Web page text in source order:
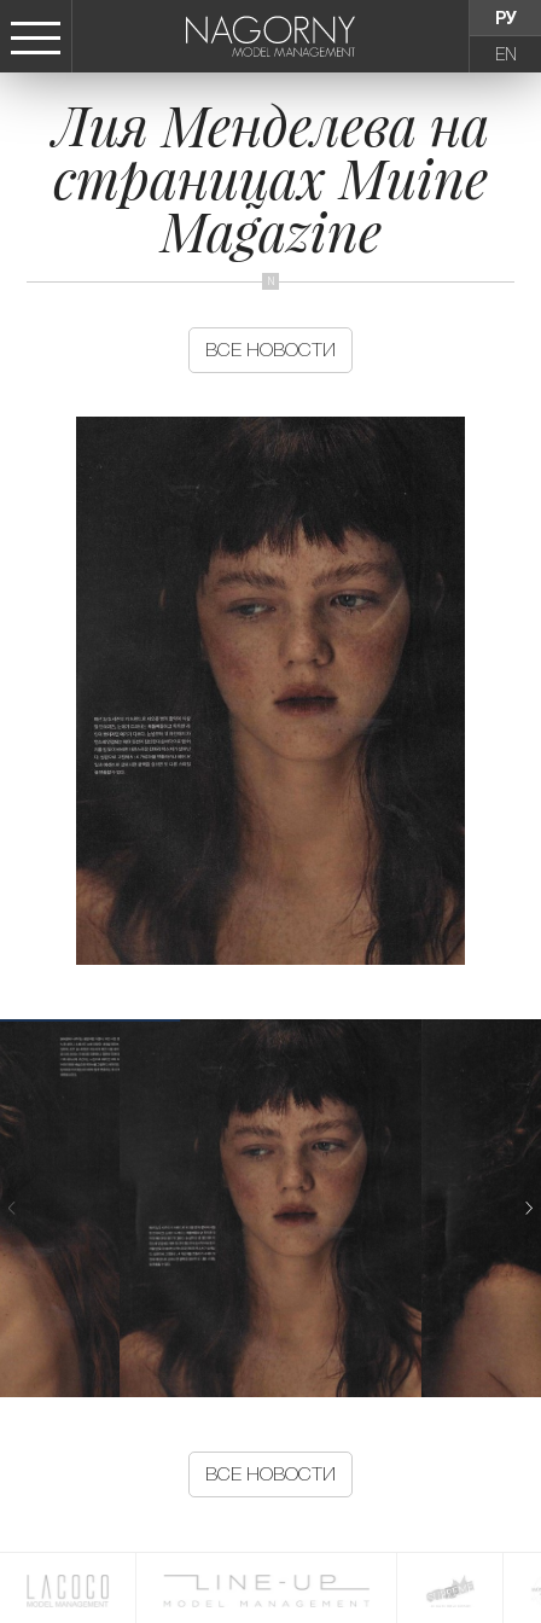
РУ
EN
СТАТЬ МОДЕЛЬЮ
ДЕВУШКИ
ТИНЕЙДЖЕРЫ
ДЕТИ
НОВОСТИ
КОНТАКТЫ
Лия Менделева на
страницах Muine
Magazine
ВСЕ НОВОСТИ
ВСЕ НОВОСТИ